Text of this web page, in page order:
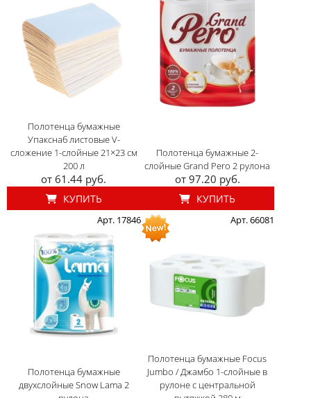
Полотенца бумажные
Упакснаб листовые V-
сложение 1-слойные 21×23 см
200 л
от 61.44 руб.
КУПИТЬ
Полотенца бумажные 2-
слойные Grand Pero 2 рулона
от 97.20 руб.
КУПИТЬ
Арт. 17846
Полотенца бумажные
двухслойные Snow Lama 2
Арт. 66081
Полотенца бумажные Focus
Jumbo / Джамбо 1-слойные в
рулоне с центральной